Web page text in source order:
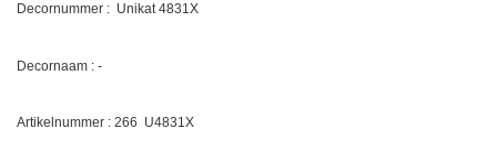
Decornummer : Unikat 4831X
Decornaam : -
Artikelnummer : 266 U4831X